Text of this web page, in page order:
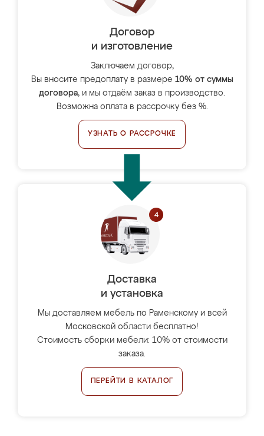
Договор
и изготовление
Заключаем договор,
Вы вносите предоплату в размере 10% от суммы
договора, и мы отдаём заказ в производство.
Возможна оплата в рассрочку без %.
УЗНАТЬ О РАССРОЧКЕ
Доставка
и установка
Мы доставляем мебель по Раменскому и всей
Московской области бесплатно!
Стоимость сборки мебели: 10% от стоимости
заказа.
ПЕРЕЙТИ В КАТАЛОГ